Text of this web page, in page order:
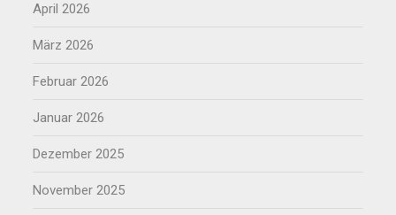
April 2026
März 2026
Februar 2026
Januar 2026
Dezember 2025
November 2025